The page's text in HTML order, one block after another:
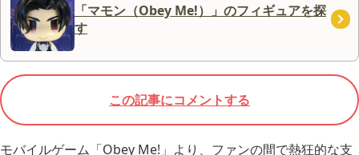
「マモン（Obey Me!）」のフィギュアを探
す
この記事にコメントする
モバイルゲーム「Obey Me!」より、ファンの間で熱狂的な支